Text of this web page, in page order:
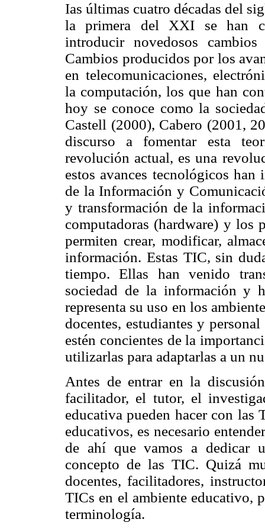
Ias últimas cuatro décadas del
la primera del XXI se han
introducir novedosos
Cambios producidos por los
en telecomunicaciones,
la computación, los que han
hoy se conoce como la
Castell (2000), Cabero (2001,
discurso a fomentar esta
revolución actual, es una
estos avances tecnológicos
de la Información y
y transformación de la
computadoras (hardware) y los
permiten crear, modificar,
información. Estas TIC, sin
tiempo. Ellas han venido
sociedad de la información y
representa su uso en los
docentes, estudiantes y
estén concientes de la
utilizarlas para adaptarlas a un
Antes de entrar en la
facilitador, el tutor, el
educativa pueden hacer con las
educativos, es necesario
de ahí que vamos a dedicar
concepto de las TIC. Quizá
docentes, facilitadores,
TICs en el ambiente educativo,
terminología.